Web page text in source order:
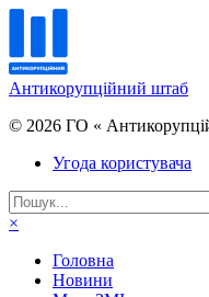
Антикорупційний штаб
© 2026 ГО «
Угода користувача
×
Головна
Новини